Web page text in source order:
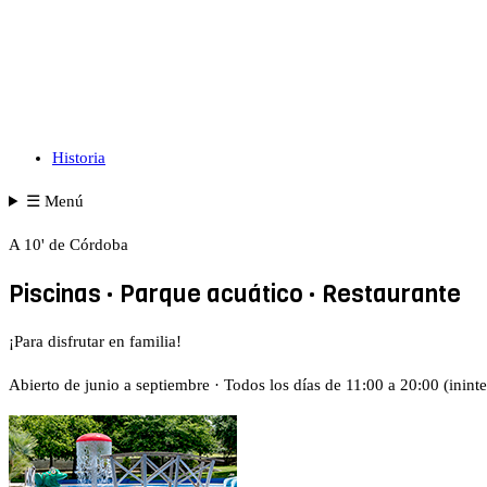
Historia
☰Menú
A 10' de Córdoba
Piscinas · Parque acuático · Restaurante
¡Para disfrutar en familia!
Abierto de junio a septiembre · Todos los días de 11:00 a 20:00